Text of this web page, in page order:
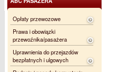
Opłaty przewozowe
Prawa i obowiązki
przewoźnika/pasażera
Uprawnienia do przejazdów
bezpłatnych i ulgowych